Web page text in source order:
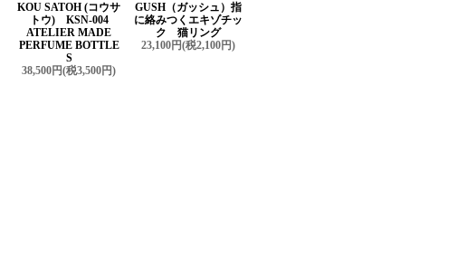
KOU SATOH (コウサ
トウ) KSN-004
ATELIER MADE
PERFUME BOTTLE
S
38,500円(税3,500円)
GUSH（ガッシュ）指
に絡みつくエキゾチッ
ク 猫リング
23,100円(税2,100円)